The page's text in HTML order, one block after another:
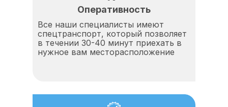
Оперативность
Все наши специалисты имеют
спецтранспорт, который позволяет
в течении 30-40 минут приехать в
нужное вам месторасположение